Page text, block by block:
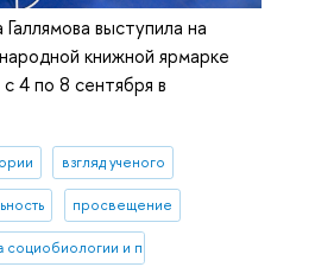
выступила на
книжной ярмарке
4 по 8 сентября в
взгляд ученого
просвещение
социобиологии и поведенческой